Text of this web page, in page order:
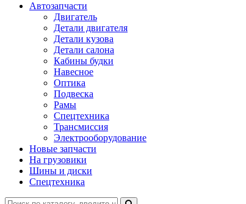
Автозапчасти
Двигатель
Детали двигателя
Детали кузова
Детали салона
Кабины будки
Навесное
Оптика
Подвеска
Рамы
Спецтехника
Трансмиссия
Электрооборудование
Новые запчасти
На грузовики
Шины и диски
Спецтехника